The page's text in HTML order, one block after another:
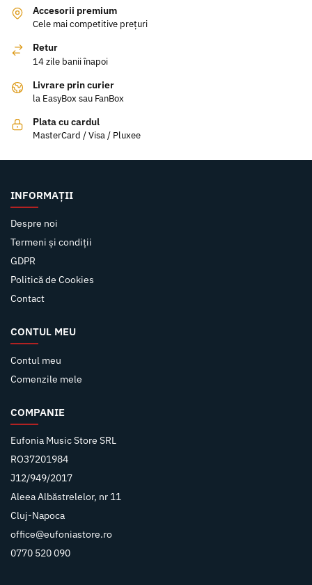
Accesorii premium
Cele mai competitive prețuri
Retur
14 zile banii înapoi
Livrare prin curier
la EasyBox sau FanBox
Plata cu cardul
MasterCard / Visa / Pluxee
INFORMAȚII
Despre noi
Termeni și condiții
GDPR
Politică de Cookies
Contact
CONTUL MEU
Contul meu
Comenzile mele
COMPANIE
Eufonia Music Store SRL
RO37201984
J12/949/2017
Aleea Albăstrelelor, nr 11
Cluj-Napoca
office@eufoniastore.ro
0770 520 090